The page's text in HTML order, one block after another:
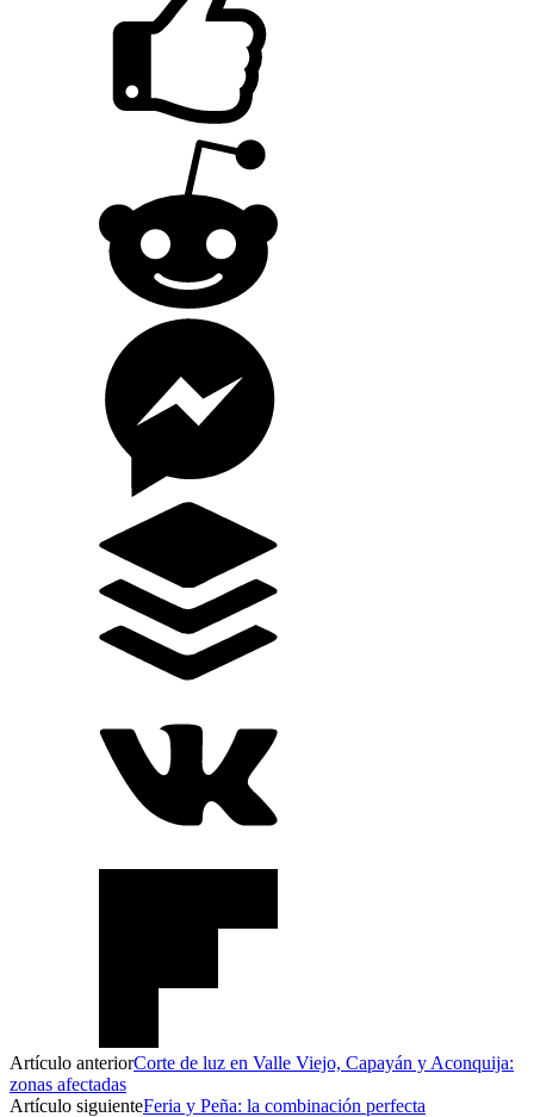
Artículo anteriorCorte de luz en Valle Viejo, Capayán y Aconquija:
zonas afectadas
Artículo siguienteFeria y Peña: la combinación perfecta